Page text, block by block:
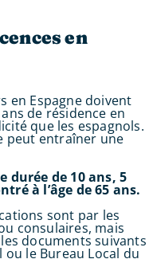
en
en Espagne doivent
de résidence en
que les espagnols.
peut entraîner une
durée de 10 ans, 5
à l’âge de 65 ans.
sont par les
consulaires, mais
documents suivants
ou le Bureau Local du